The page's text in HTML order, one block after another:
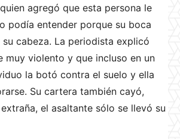
agregó que esta persona le
podía entender porque su boca
cabeza. La periodista explicó
muy violento y que incluso en un
la botó contra el suelo y ella
Su cartera también cayó,
el asaltante sólo se llevó su